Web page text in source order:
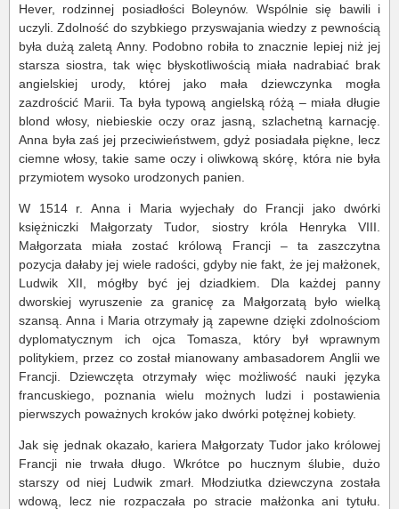
Hever, rodzinnej posiadłości Boleynów. Wspólnie się bawili i
uczyli. Zdolność do szybkiego przyswajania wiedzy z pewnością
była dużą zaletą Anny. Podobno robiła to znacznie lepiej niż jej
starsza siostra, tak więc błyskotliwością miała nadrabiać brak
angielskiej urody, której jako mała dziewczynka mogła
zazdrościć Marii. Ta była typową angielską różą – miała długie
blond włosy, niebieskie oczy oraz jasną, szlachetną karnację.
Anna była zaś jej przeciwieństwem, gdyż posiadała piękne, lecz
ciemne włosy, takie same oczy i oliwkową skórę, która nie była
przymiotem wysoko urodzonych panien.
W 1514 r. Anna i Maria wyjechały do Francji jako dwórki
księżniczki Małgorzaty Tudor, siostry króla Henryka VIII.
Małgorzata miała zostać królową Francji – ta zaszczytna
pozycja dałaby jej wiele radości, gdyby nie fakt, że jej małżonek,
Ludwik XII, mógłby być jej dziadkiem. Dla każdej panny
dworskiej wyruszenie za granicę za Małgorzatą było wielką
szansą. Anna i Maria otrzymały ją zapewne dzięki zdolnościom
dyplomatycznym ich ojca Tomasza, który był wprawnym
politykiem, przez co został mianowany ambasadorem Anglii we
Francji. Dziewczęta otrzymały więc możliwość nauki języka
francuskiego, poznania wielu możnych ludzi i postawienia
pierwszych poważnych kroków jako dwórki potężnej kobiety.
Jak się jednak okazało, kariera Małgorzaty Tudor jako królowej
Francji nie trwała długo. Wkrótce po hucznym ślubie, dużo
starszy od niej Ludwik zmarł. Młodziutka dziewczyna została
wdową, lecz nie rozpaczała po stracie małżonka ani tytułu.